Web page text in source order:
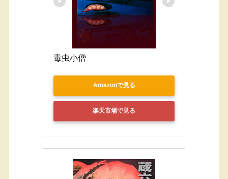
毒虫小僧
Amazonで見る
楽天市場で見る